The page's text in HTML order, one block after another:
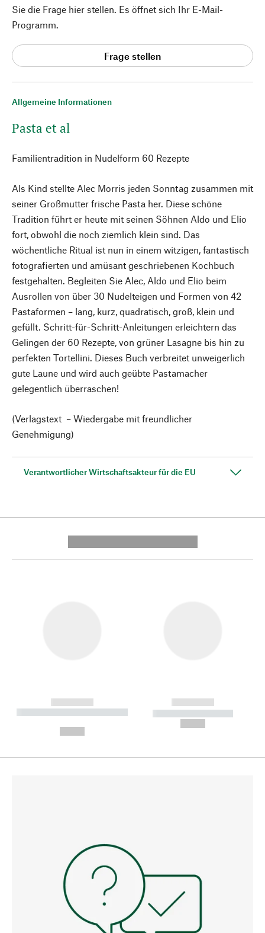
Allgemeine Informationen
Pasta et al
Familientradition in Nudelform 60 Rezepte
Als Kind stellte Alec Morris jeden Sonntag zusammen mit
seiner Großmutter frische Pasta her. Diese schöne
Tradition führt er heute mit seinen Söhnen Aldo und Elio
fort, obwohl die noch ziemlich klein sind. Das
wöchentliche Ritual ist nun in einem witzigen, fantastisch
fotografierten und amüsant geschriebenen Kochbuch
festgehalten. Begleiten Sie Alec, Aldo und Elio beim
Ausrollen von über 30 Nudelteigen und Formen von 42
Pastaformen – lang, kurz, quadratisch, groß, klein und
gefüllt. Schritt-für-Schritt-Anleitungen erleichtern das
Gelingen der 60 Rezepte, von grüner Lasagne bis hin zu
perfekten Tortellini. Dieses Buch verbreitet unweigerlich
gute Laune und wird auch geübte Pastamacher
gelegentlich überraschen!
(Verlagstext – Wiedergabe mit freundlicher
Genehmigung)
Verantwortlicher Wirtschaftsakteur für die EU
Sie die Frage hier stellen. Es öffnet sich Ihr E-Mail-
Programm.
Frage stellen
------------
----------- ----------- --------
------------
----------- -----------